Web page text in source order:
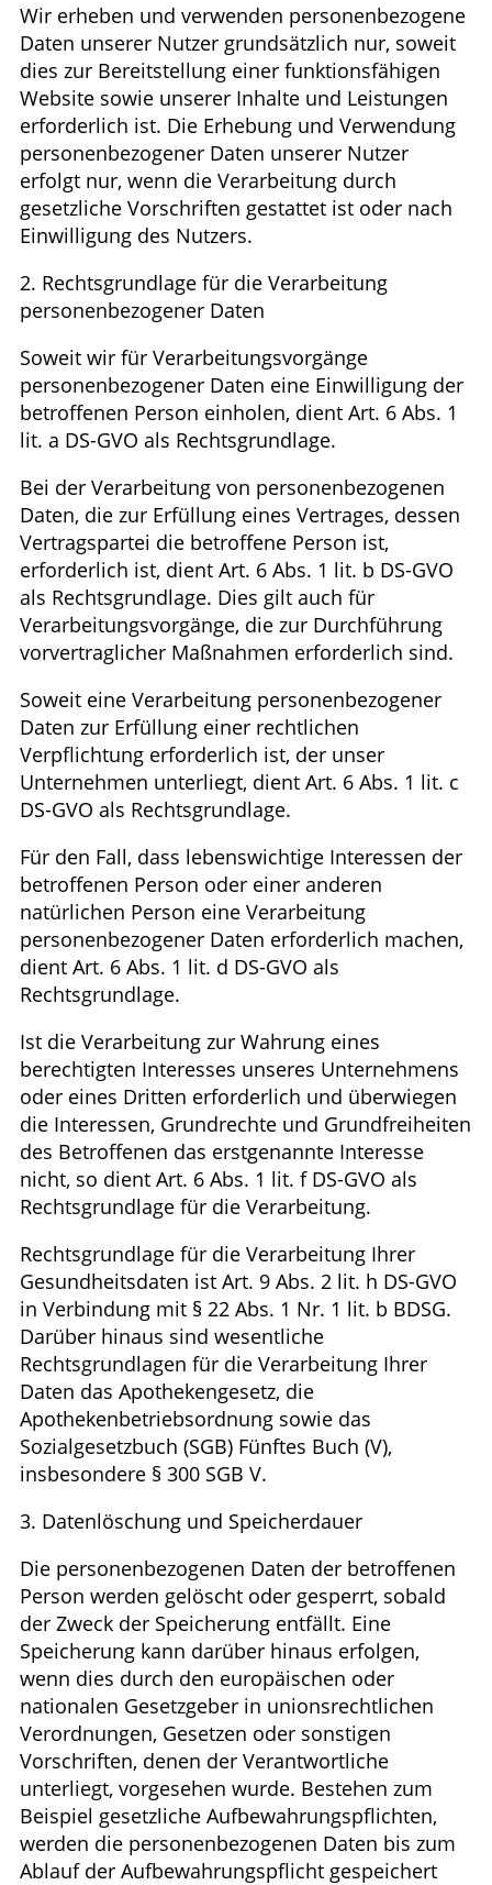
Wir erheben und verwenden personenbezogene
Daten unserer Nutzer grundsätzlich nur, soweit
dies zur Bereitstellung einer funktionsfähigen
Website sowie unserer Inhalte und Leistungen
erforderlich ist. Die Erhebung und Verwendung
personenbezogener Daten unserer Nutzer
erfolgt nur, wenn die Verarbeitung durch
gesetzliche Vorschriften gestattet ist oder nach
Einwilligung des Nutzers.
2. Rechtsgrundlage für die Verarbeitung
personenbezogener Daten
Soweit wir für Verarbeitungsvorgänge
personenbezogener Daten eine Einwilligung der
betroffenen Person einholen, dient Art. 6 Abs. 1
lit. a DS-GVO als Rechtsgrundlage.
Bei der Verarbeitung von personenbezogenen
Daten, die zur Erfüllung eines Vertrages, dessen
Vertragspartei die betroffene Person ist,
erforderlich ist, dient Art. 6 Abs. 1 lit. b DS-GVO
als Rechtsgrundlage. Dies gilt auch für
Verarbeitungsvorgänge, die zur Durchführung
vorvertraglicher Maßnahmen erforderlich sind.
Soweit eine Verarbeitung personenbezogener
Daten zur Erfüllung einer rechtlichen
Verpflichtung erforderlich ist, der unser
Unternehmen unterliegt, dient Art. 6 Abs. 1 lit. c
DS-GVO als Rechtsgrundlage.
Für den Fall, dass lebenswichtige Interessen der
betroffenen Person oder einer anderen
natürlichen Person eine Verarbeitung
personenbezogener Daten erforderlich machen,
dient Art. 6 Abs. 1 lit. d DS-GVO als
Rechtsgrundlage.
Ist die Verarbeitung zur Wahrung eines
berechtigten Interesses unseres Unternehmens
oder eines Dritten erforderlich und überwiegen
die Interessen, Grundrechte und Grundfreiheiten
des Betroffenen das erstgenannte Interesse
nicht, so dient Art. 6 Abs. 1 lit. f DS-GVO als
Rechtsgrundlage für die Verarbeitung.
Rechtsgrundlage für die Verarbeitung Ihrer
Gesundheitsdaten ist Art. 9 Abs. 2 lit. h DS-GVO
in Verbindung mit § 22 Abs. 1 Nr. 1 lit. b BDSG.
Darüber hinaus sind wesentliche
Rechtsgrundlagen für die Verarbeitung Ihrer
Daten das Apothekengesetz, die
Apothekenbetriebsordnung sowie das
Sozialgesetzbuch (SGB) Fünftes Buch (V),
insbesondere § 300 SGB V.
3. Datenlöschung und Speicherdauer
Die personenbezogenen Daten der betroffenen
Person werden gelöscht oder gesperrt, sobald
der Zweck der Speicherung entfällt. Eine
Speicherung kann darüber hinaus erfolgen,
wenn dies durch den europäischen oder
nationalen Gesetzgeber in unionsrechtlichen
Verordnungen, Gesetzen oder sonstigen
Vorschriften, denen der Verantwortliche
unterliegt, vorgesehen wurde. Bestehen zum
Beispiel gesetzliche Aufbewahrungspflichten,
werden die personenbezogenen Daten bis zum
Ablauf der Aufbewahrungspflicht gespeichert